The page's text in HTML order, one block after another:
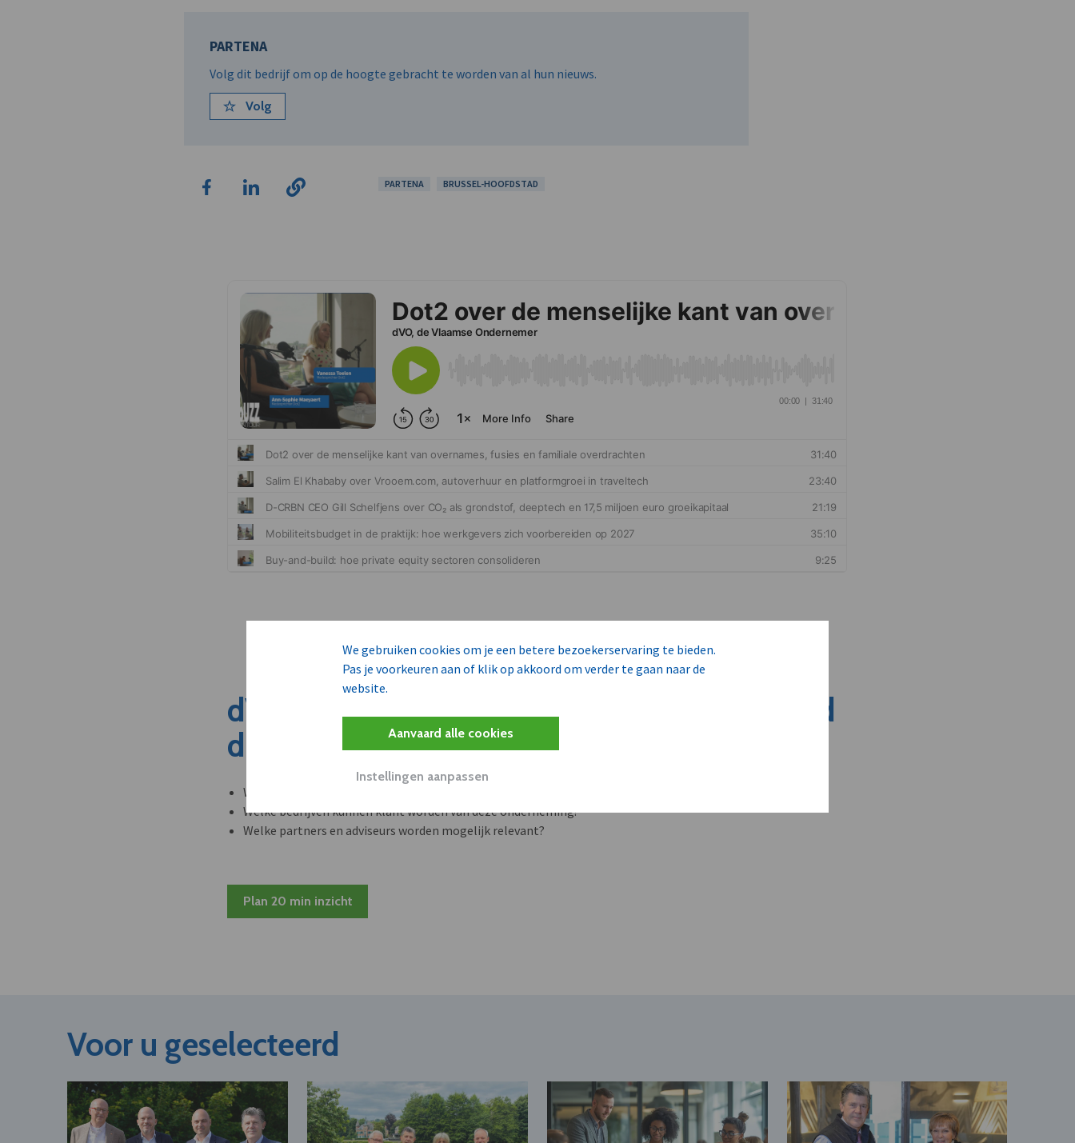
We gebruiken cookies om je een betere bezoekerservaring te bieden.
Pas je voorkeuren aan of klik op akkoord om verder te gaan naar de
website.
Aanvaard alle cookies
Instellingen aanpassen
PARTENA
Volg dit bedrijf om op de hoogte gebracht te worden van al hun nieuws.
Volg
PARTENA BRUSSEL-HOOFDSTAD
dVO detecteert 14 commerciële kansen rond
dit nieuws
Welke leveranciers kunnen aan dit bedrijf verkopen?
Welke bedrijven kunnen klant worden van deze onderneming?
Welke partners en adviseurs worden mogelijk relevant?
Plan 20 min inzicht
Voor u geselecteerd